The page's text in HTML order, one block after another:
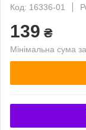
Код: 16336-01
139 ₴
Мінімальна сума